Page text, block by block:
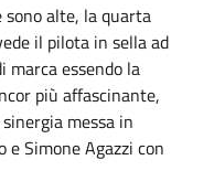
alte, la quarta
il pilota in sella ad
marca essendo la
più affascinante,
messa in
e Simone Agazzi con